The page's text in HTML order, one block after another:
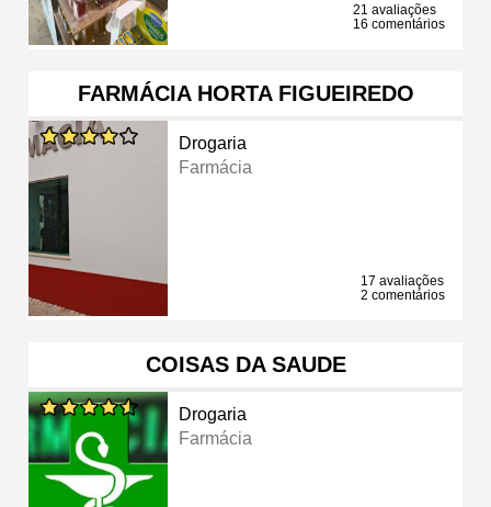
21 avaliações
16 comentários
FARMÁCIA HORTA FIGUEIREDO
Drogaria
Farmácia
17 avaliações
2 comentários
COISAS DA SAUDE
Drogaria
Farmácia